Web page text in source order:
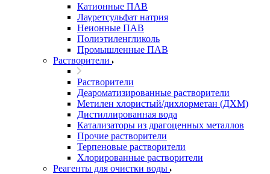
Катионные ПАВ
Лауретсульфат натрия
Неионные ПАВ
Полиэтиленгликоль
Промышленные ПАВ
Растворители
Растворители
Деароматизированные растворители
Метилен хлористый/дихлорметан (ДХМ)
Дистиллированная вода
Катализаторы из драгоценных металлов
Прочие растворители
Терпеновые растворители
Хлорированные растворители
Реагенты для очистки воды